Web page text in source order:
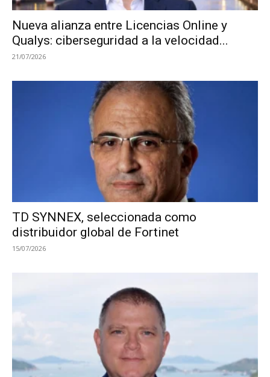
Nueva alianza entre Licencias Online y
Qualys: ciberseguridad a la velocidad...
21/07/2026
TD SYNNEX, seleccionada como
distribuidor global de Fortinet
15/07/2026